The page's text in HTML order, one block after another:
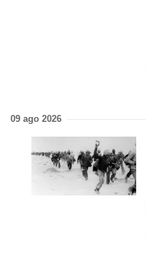
09 ago 2026